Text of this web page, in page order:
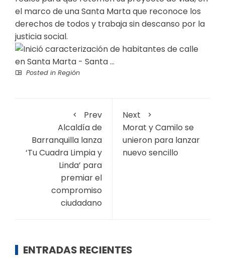
el marco de una Santa Marta que reconoce los
derechos de todos y trabaja sin descanso por la
justicia social.
Posted in Región
Prev
Alcaldía de
Barranquilla lanza
‘Tu Cuadra Limpia y
Linda’ para
premiar el
compromiso
ciudadano
Next
Morat y Camilo se
unieron para lanzar
nuevo sencillo
ENTRADAS RECIENTES